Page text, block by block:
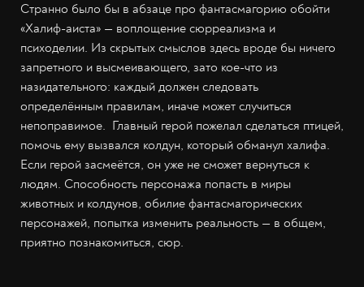
Странно было бы в абзаце про фантасмагорию обойти
«Халиф-аиста» — воплощение сюрреализма и
психоделии. Из скрытых смыслов здесь вроде бы ничего
запретного и высмеивающего, зато кое-что из
назидательного: каждый должен следовать
определённым правилам, иначе может случиться
непоправимое. Главный герой пожелал сделаться птицей,
помочь ему вызвался колдун, который обманул халифа.
Если герой засмеётся, он уже не сможет вернуться к
людям. Способность персонажа попасть в миры
животных и колдунов, обилие фантасмагорических
персонажей, попытка изменить реальность — в общем,
приятно познакомиться, сюр.